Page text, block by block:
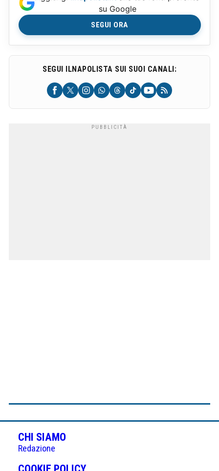
su Google
SEGUI ORA
SEGUI ILNAPOLISTA SUI SUOI CANALI:
CHI SIAMO
Redazione
COOKIE POLICY(APRE